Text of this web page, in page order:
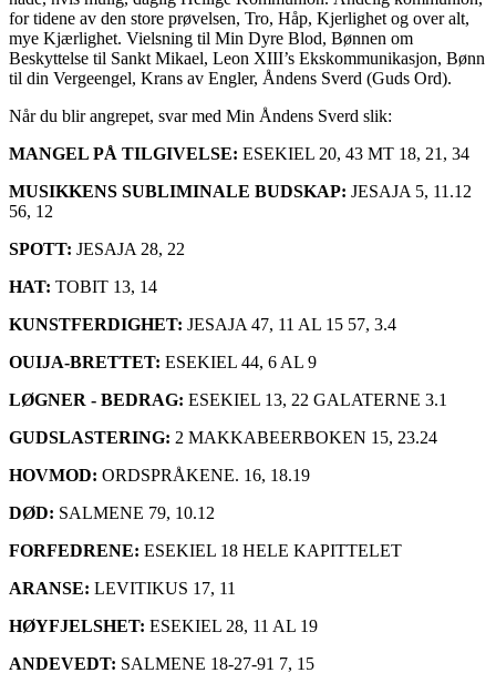
for tidene av den store prøvelsen, Tro, Håp, Kjerlighet og over alt,
mye Kjærlighet. Vielsning til Min Dyre Blod, Bønnen om
Beskyttelse til Sankt Mikael, Leon XIII’s Ekskommunikasjon, Bønn
til din Vergeengel, Krans av Engler, Åndens Sverd (Guds Ord).
Når du blir angrepet, svar med Min Åndens Sverd slik:
MANGEL PÅ TILGIVELSE: ESEKIEL 20, 43 MT 18, 21, 34
MUSIKKENS SUBLIMINALE BUDSKAP: JESAJA 5, 11.12
56, 12
SPOTT: JESAJA 28, 22
HAT: TOBIT 13, 14
KUNSTFERDIGHET: JESAJA 47, 11 AL 15 57, 3.4
OUIJA-BRETTET: ESEKIEL 44, 6 AL 9
LØGNER - BEDRAG: ESEKIEL 13, 22 GALATERNE 3.1
GUDSLASTERING: 2 MAKKABEERBOKEN 15, 23.24
HOVMOD: ORDSPRÅKENE. 16, 18.19
DØD: SALMENE 79, 10.12
FORFEDRENE: ESEKIEL 18 HELE KAPITTELET
ARANSE: LEVITIKUS 17, 11
HØYFJELSHET: ESEKIEL 28, 11 AL 19
ANDEVEDT: SALMENE 18-27-91 7, 15